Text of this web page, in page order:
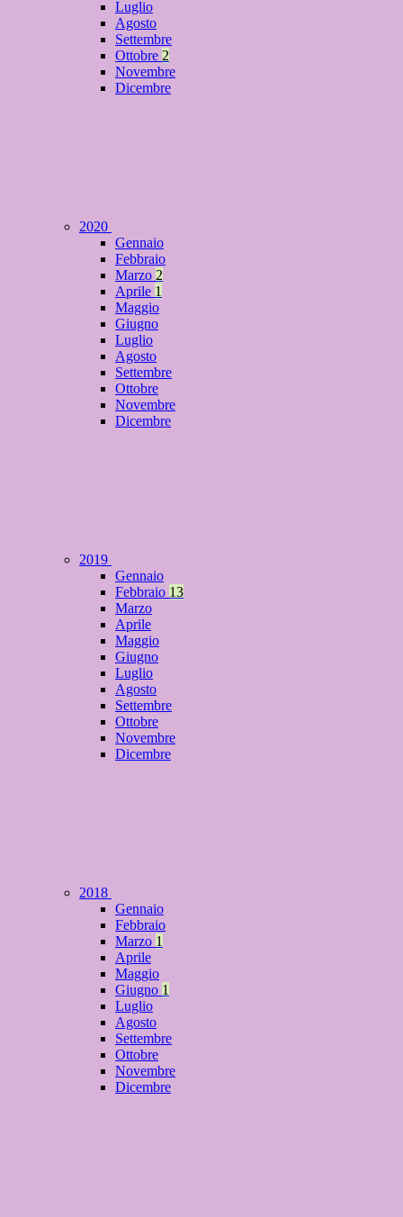
Luglio
Agosto
Settembre
Ottobre 2
Novembre
Dicembre
2020
Gennaio
Febbraio
Marzo 2
Aprile 1
Maggio
Giugno
Luglio
Agosto
Settembre
Ottobre
Novembre
Dicembre
2019
Gennaio
Febbraio 13
Marzo
Aprile
Maggio
Giugno
Luglio
Agosto
Settembre
Ottobre
Novembre
Dicembre
2018
Gennaio
Febbraio
Marzo 1
Aprile
Maggio
Giugno 1
Luglio
Agosto
Settembre
Ottobre
Novembre
Dicembre